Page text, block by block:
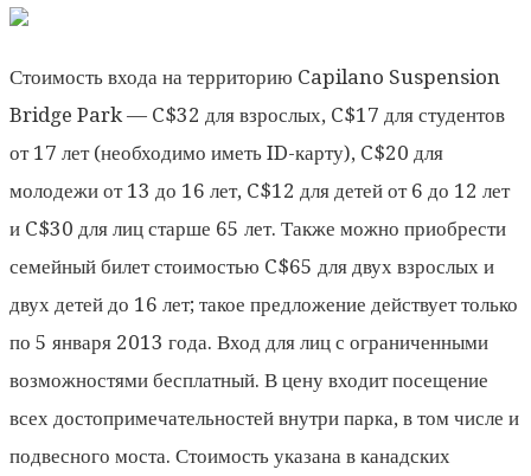
Стоимость входа на территорию Capilano Suspension
Bridge Park — C$32 для взрослых, C$17 для студентов
от 17 лет (необходимо иметь ID-карту), C$20 для
молодежи от 13 до 16 лет, C$12 для детей от 6 до 12 лет
и C$30 для лиц старше 65 лет. Также можно приобрести
семейный билет стоимостью C$65 для двух взрослых и
двух детей до 16 лет; такое предложение действует только
по 5 января 2013 года. Вход для лиц с ограниченными
возможностями бесплатный. В цену входит посещение
всех достопримечательностей внутри парка, в том числе и
подвесного моста. Стоимость указана в канадских